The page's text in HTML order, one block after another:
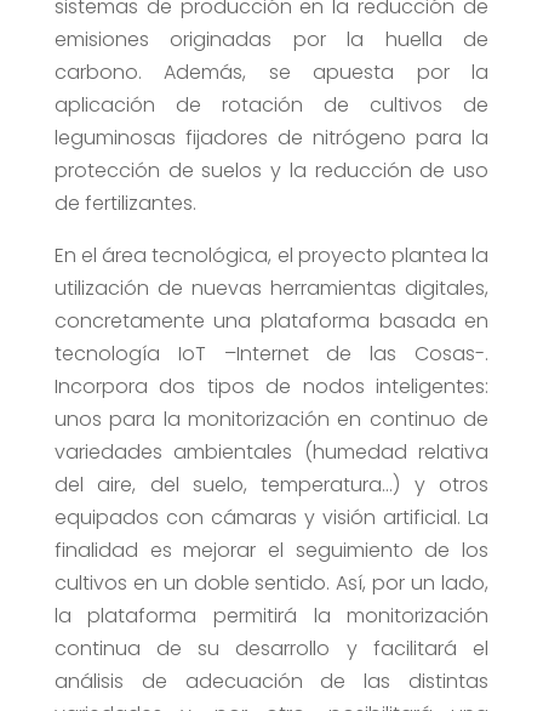
sistemas de producción en la reducción de
emisiones originadas por la huella de
carbono. Además, se apuesta por la
aplicación de rotación de cultivos de
leguminosas fijadores de nitrógeno para la
protección de suelos y la reducción de uso
de fertilizantes.
En el área tecnológica, el proyecto plantea la
utilización de nuevas herramientas digitales,
concretamente una plataforma basada en
tecnología IoT –Internet de las Cosas-.
Incorpora dos tipos de nodos inteligentes:
unos para la monitorización en continuo de
variedades ambientales (humedad relativa
del aire, del suelo, temperatura…) y otros
equipados con cámaras y visión artificial. La
finalidad es mejorar el seguimiento de los
cultivos en un doble sentido. Así, por un lado,
la plataforma permitirá la monitorización
continua de su desarrollo y facilitará el
análisis de adecuación de las distintas